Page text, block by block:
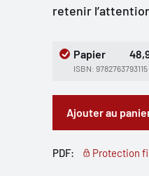
retenir
Papier
ISBN: 9782763793115
Ajouter au
PDF: Protection